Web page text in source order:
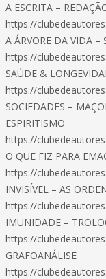
A ESCRITA –
https://
A ÁRVORE DA VIDA –
https://
SAÚDE &
https://
SOCIEDADES –
ESPIRITISMO
https://
O QUE FIZ PARA
https://
INVISÍVEL – AS
https://
IMUNIDADE –
https://
GRAFOANÁLISE
https://